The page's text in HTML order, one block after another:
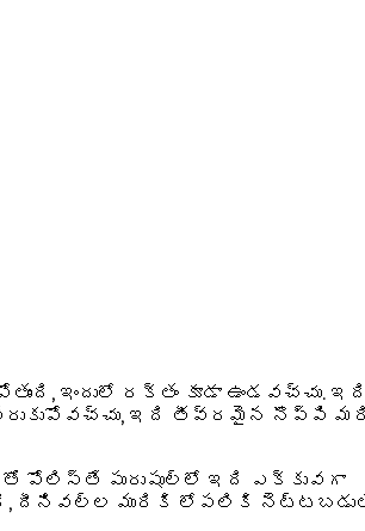
ఇందులో రక్తం కూడా ఉండవచ్చు. ఇది
ఇది తీవ్రమైన నొప్పి
పోలిస్తే పురుషుల్లో ఇది ఎక్కువగా
దీనివల్ల మురికి లోపలికి